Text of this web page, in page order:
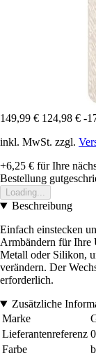
149,99 € 124,98 € -
inkl. MwSt. zzgl.
+6,25 € für Ihre
Bestellung
Loading...
Beschreibung
Einfach einstecken
Armbändern für Ihre
Metall oder Silikon,
verändern. Der
erforderlich.
Zusätzliche
Marke
Lieferantenreferenz
Farbe